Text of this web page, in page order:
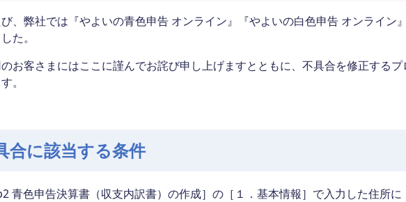
、弊社では『やよいの青色申告 オンライン』『やよいの白色申告 オンライン
た。
お客さまにはここに謹んでお詫び申し上げますとともに、不具合を修正する
。
合に該当する条件
青色申告決算書（収支内訳書）の作成］の［１．基本情報］で入力した住所に